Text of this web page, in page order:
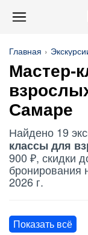
Главная
Мастер-
Самаре
Найдено 19
классы для
900 ₽, скидки
бронирования
2026 г.
Показать всё